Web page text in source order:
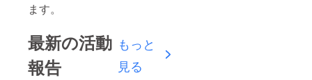
ます。
最新の活動
報告
もっと
見る